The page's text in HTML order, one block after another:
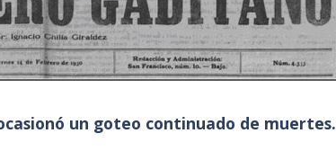
un goteo continuado de muertes.